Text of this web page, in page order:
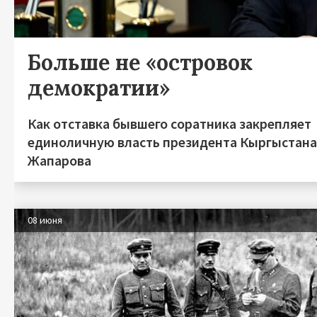
Больше не «островок
демократии»
Как отставка бывшего соратника закрепляет
единоличную власть президента
Жапарова
08 июня